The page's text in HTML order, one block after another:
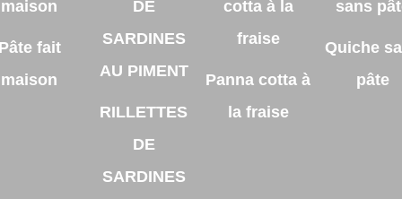
Pâte fait
maison
RILLETTES
DE
SARDINES
Panna cotta à
la fraise
Quiche
pâte